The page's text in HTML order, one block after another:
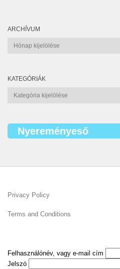
ARCHÍVUM
Archívum
KATEGÓRIÁK
Kategóriák
Nyereményeső
Privacy Policy
Terms and Conditions
Felhasználónév, vagy e-mail cím
Jelszó